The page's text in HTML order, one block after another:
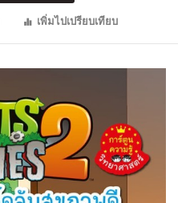
เพิ่มไปเปรียบเทียบ